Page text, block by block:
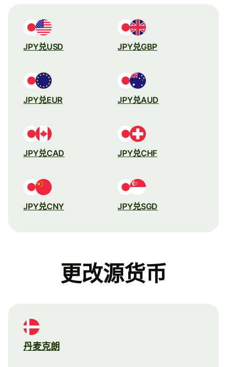
JPY兑USD JPY兑GBP
JPY兑EUR JPY兑AUD
JPY兑CAD JPY兑CHF
JPY兑CNY JPY兑SGD
更改源货币
丹麦克朗